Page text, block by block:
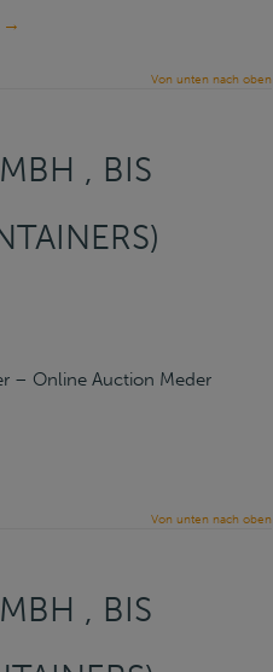
→
Von unten nach oben
, BIS
– Online Auction Meder
Von unten nach oben
, BIS